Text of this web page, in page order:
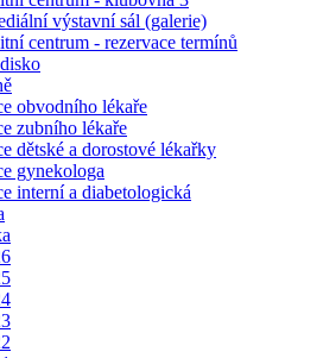
výstavní sál (galerie)
centrum - rezervace termínů
obvodního lékaře
zubního lékaře
dětské a dorostové lékařky
gynekologa
interní a diabetologická